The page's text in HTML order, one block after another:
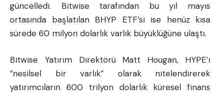
güncelledi. Bitwise tarafından bu yıl mayıs
ortasında başlatılan BHYP ETF’si ise henüz kısa
sürede 60 milyon dolarlık varlık büyüklüğüne ulaştı.
Bitwise Yatırım Direktörü Matt Hougan, HYPE’ı
“nesilsel bir varlık” olarak nitelendirerek
yatırımcıların 600 trilyon dolarlık küresel finans